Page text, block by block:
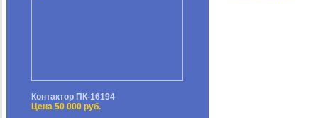
Контактор ПК-16194
Цена 50 000 руб.